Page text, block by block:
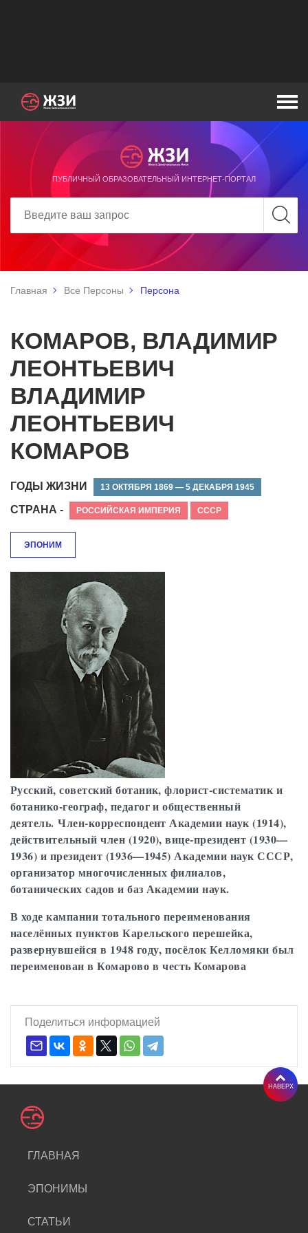
ПУБЛИЧНЫЙ ОБРАЗОВАТЕЛЬНЫЙ ИНТЕРНЕТ-ПОРТАЛ
Главная Все Персоны Персона
КОМАРОВ, ВЛАДИМИР
ЛЕОНТЬЕВИЧ
ВЛАДИМИР
ЛЕОНТЬЕВИЧ
КОМАРОВ
ГОДЫ ЖИЗНИ 13 ОКТЯБРЯ 1869 — 5 ДЕКАБРЯ 1945
СТРАНА - РОССИЙСКАЯ ИМПЕРИЯ СССР
ЭПОНИМ
Русский, советский ботаник, флорист-систематик и
ботанико-географ, педагог и общественный
деятель. Член-корреспондент Академии наук (1914),
действительный член (1920), вице-президент (1930—
1936) и президент (1936—1945) Академии наук СССР,
организатор многочисленных филиалов,
ботанических садов и баз Академии наук.
В ходе кампании тотального переименования
населённых пунктов Карельского перешейка,
развернувшейся в 1948 году, посёлок Келломяки был
переименован в Комарово в честь Комарова
Поделиться информацией
ГЛАВНАЯ
ЭПОНИМЫ
СТАТЬИ
НАВЕРХ